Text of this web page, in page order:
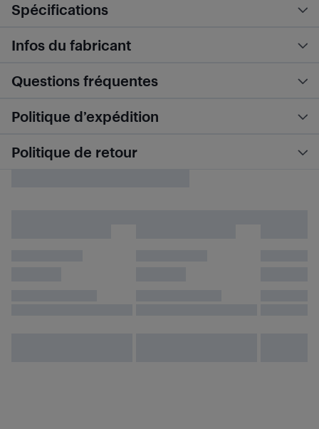
Spécifications
Infos du fabricant
Questions fréquentes
Politique d’expédition
Politique de retour